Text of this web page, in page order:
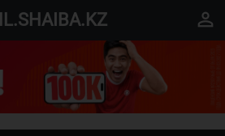
perm_identity